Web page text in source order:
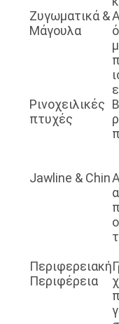
Ζυγωματικά &
Μάγουλα
Ρινοχειλικές
πτυχές
Jawline & Chin
Περιφερειακή
Περιφέρεια